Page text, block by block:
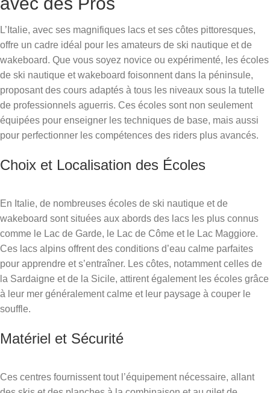
L’Italie, avec ses magnifiques lacs et ses côtes pittoresques,
offre un cadre idéal pour les amateurs de ski nautique et de
wakeboard. Que vous soyez novice ou expérimenté, les écoles
de ski nautique et wakeboard foisonnent dans la péninsule,
proposant des cours adaptés à tous les niveaux sous la tutelle
de professionnels aguerris. Ces écoles sont non seulement
équipées pour enseigner les techniques de base, mais aussi
pour perfectionner les compétences des riders plus avancés.
Choix et Localisation des Écoles
En Italie, de nombreuses écoles de ski nautique et de
wakeboard sont situées aux abords des lacs les plus connus
comme le Lac de Garde, le Lac de Côme et le Lac Maggiore.
Ces lacs alpins offrent des conditions d’eau calme parfaites
pour apprendre et s’entraîner. Les côtes, notamment celles de
la Sardaigne et de la Sicile, attirent également les écoles grâce
à leur mer généralement calme et leur paysage à couper le
souffle.
Matériel et Sécurité
Ces centres fournissent tout l’équipement nécessaire, allant